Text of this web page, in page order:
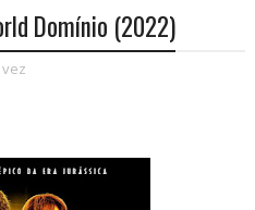
Domínio (2022)